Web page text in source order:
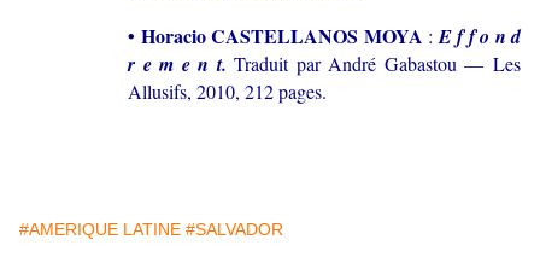
• Horacio CASTELLANOS MOYA : E f f o n d
r e m e n t.Traduit par André Gabastou —Les
Allusifs, 2010, 212 pages.
#AMERIQUE LATINE #SALVADOR